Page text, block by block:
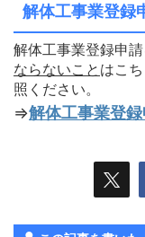
解体工事業登録
解体工事業登録申請
ならないこ と はこ
照ください。
⇒解体工事業登